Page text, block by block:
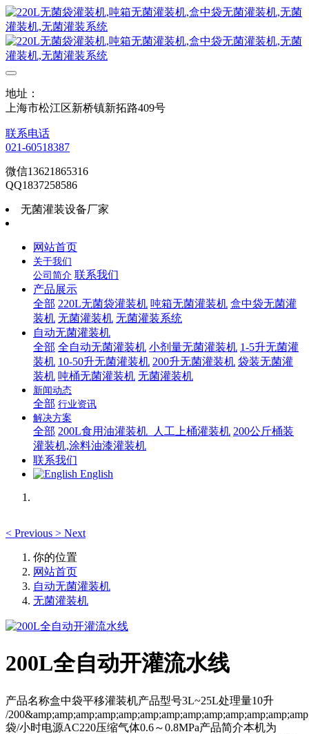
地址：
上海市松江区新桥镇新拓路409号
联系电话
021-60518387
微信13621865316
QQ1837258586
无菌灌装设备厂家
网站首页
关于我们
公司简介 联系我们
产品展示
全部 220L无菌袋灌装机 吨箱无菌灌装机 盒中袋无菌灌
装机 无菌灌装机 无菌灌装系统
自动无菌灌装机
全部 全自动无菌灌装机 小剂量无菌灌装机 1-5升无菌灌
装机 10-50升无菌灌装机 200升无菌灌装机 袋装无菌灌
装机 吨桶无菌灌装机 无菌灌装机
新闻动态
全部 行业资讯
解决方案
全部 200L食用油灌装机_人工上桶灌装机 200公斤桶装
灌装机,涂料油漆灌装机
联系我们
English
< Previous > Next
你的位置
网站首页
自动无菌灌装机
无菌灌装机
200L全自动开灌流水线
产品名称盒中袋平移灌装机产品型号3L~25L处理量10升
/
袋/小时电源AC220压缩气体0.6～0.8MPa产品简介本机为